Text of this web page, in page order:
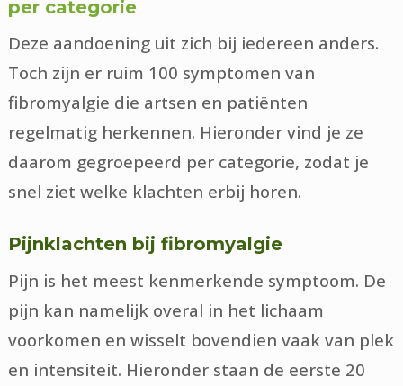
per categorie
Deze aandoening uit zich bij iedereen anders.
Toch zijn er ruim 100 symptomen van
fibromyalgie die artsen en patiënten
regelmatig herkennen. Hieronder vind je ze
daarom gegroepeerd per categorie, zodat je
snel ziet welke klachten erbij horen.
Pijnklachten bij fibromyalgie
Pijn is het meest kenmerkende symptoom. De
pijn kan namelijk overal in het lichaam
voorkomen en wisselt bovendien vaak van plek
en intensiteit. Hieronder staan de eerste 20